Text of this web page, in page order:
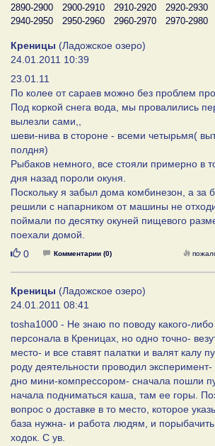
2890-2900
2900-2910 2910-2920 2920-2930
2940-2950
2950-2960 2960-2970 2970-2980
Креницы (Ладожское озеро)
24.01.2011 10:39
23.01.11
По колее от сараев можно без проблем
Под коркой снега вода, мы провалились
вылезли сами,,
шеви-нива в стороне - всеми четырьмя(
полдня)
Рыбаков немного, все стояли примерно в
дня назад пороли окуня.
Поскольку я забыл дома комбинезон, а за
решили с напарником от машины не
поймали по десятку окуней пищевого
поехали домой.
Нравится
0 Комментарии (0)
Креницы (Ладожское озеро)
24.01.2011 08:41
tosha1000 - Не знаю по поводу какого-
персонала в Креницах, но одно точно-
место- и все ставят палатки и валят калу
роду деятельности проводил
дно мини-компрессором- сначала пошли
начала подниматься каша, там ее горы.
вопрос о доставке в то место, которое
база нужна- и работа людям, и
ходок. С ув.